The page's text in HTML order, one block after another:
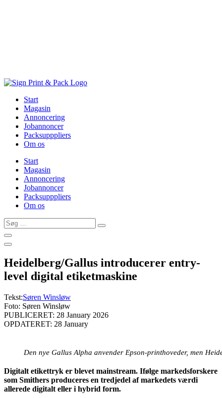
Start
Magasin
Annoncering
Jobannoncer
Packsupppliers
Om os
Start
Magasin
Annoncering
Jobannoncer
Packsupppliers
Om os
Søg
…
Heidelberg/Gallus introducerer entry-
level digital etiketmaskine
Tekst:Søren Winsløw
Foto: Søren Winsløw
PUBLICERET: 28 January 2026
OPDATERET: 28 January
Den nye Gallus Alpha anvender Epson-printhoveder, men
Digitalt etikettryk er blevet mainstream. Ifølge markedsforskere
som Smithers produceres en tredjedel af markedets værdi
allerede digitalt eller i hybrid form.